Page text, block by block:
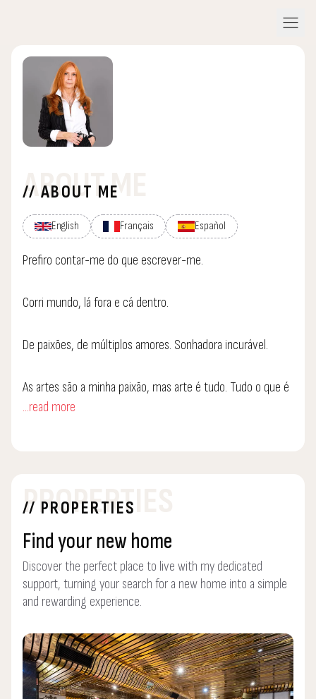
menu
// ABOUT ME
ABOUT ME
English Français Español
Prefiro contar-me do que escrever-me.
Corri mundo, lá fora e cá dentro.
De paixões, de múltiplos amores. Sonhadora incurável.
As artes são a minha paixão, mas arte é tudo. Tudo o que é
feito com amor e dedicação é arte. E CASAS SÃO PAIXÕES!
melhores. E quis o destino também que esbarrasse com o
Rodolfo Natário, um caso muito sério de sucesso,
verdadeiramente inspirador.
Subscrevo o soglan "o que é nacional é bom" e a Rodolfo
Saudosismo do que fui? Não, saudades do que estarei para
ser…
...read more
// PROPERTIES
PROPERTIES
Find your new home
Discover the perfect place to live with my dedicated
support, turning your search for a new home into a simple
and rewarding experience.